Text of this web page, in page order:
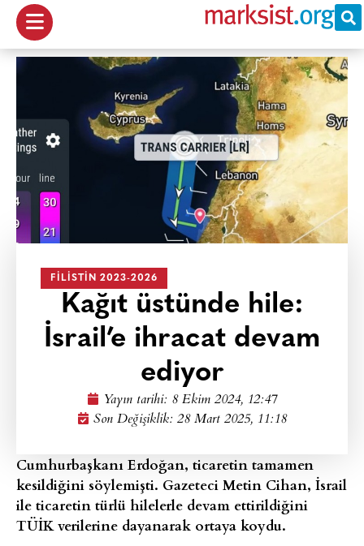
FILISTIN 2023-2026
Kağıt üstünde hile:
İsrail’e ihracat devam
ediyor
Yayın tarihi: 8 Ekim 2024, 12:47
Son Değişiklik: 28 Mart 2025, 11:18
Cumhurbaşkanı Erdoğan, ticaretin tamamen
kesildiğini söylemişti. Gazeteci Metin Cihan, İsrail
ile ticaretin türlü hilelerle devam ettirildiğini
TÜİK verilerine dayanarak ortaya koydu.